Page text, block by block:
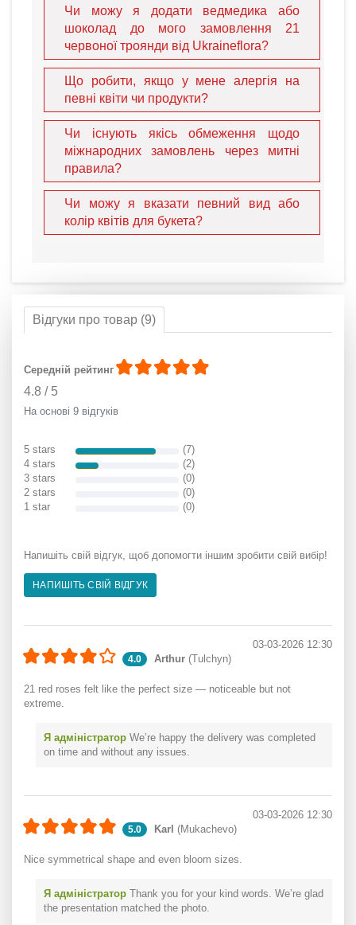
Чи можу я додати ведмедика або
шоколад до мого замовлення 21
червоної троянди від Ukraineflora?
Що робити, якщо у мене алергія на
певні квіти чи продукти?
Чи існують якісь обмеження щодо
міжнародних замовлень через митні
правила?
Чи можу я вказати певний вид або
колір квітів для букета?
Відгуки про товар (9)
Середній рейтинг
4.8 / 5
На основі 9 відгуків
5 stars
(7)
4 stars
(2)
3 stars
(0)
2 stars
(0)
1 star
(0)
Напишіть свій відгук, щоб допомогти іншим зробити свій вибір!
НАПИШІТЬ СВІЙ ВІДГУК
4.0 Arthur (Tulchyn)
03-03-2026 12:30
21 red roses felt like the perfect size — noticeable but not
extreme.
Я адміністратор We’re happy the delivery was completed
on time and without any issues.
5.0 Karl (Mukachevo)
03-03-2026 12:30
Nice symmetrical shape and even bloom sizes.
Я адміністратор Thank you for your kind words. We’re glad
the presentation matched the photo.